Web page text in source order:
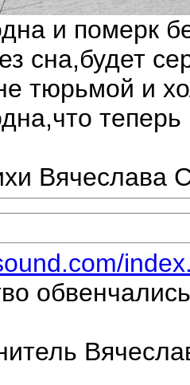
и померк
сна,будет
тюрьмой и
теперь
Вячеслава